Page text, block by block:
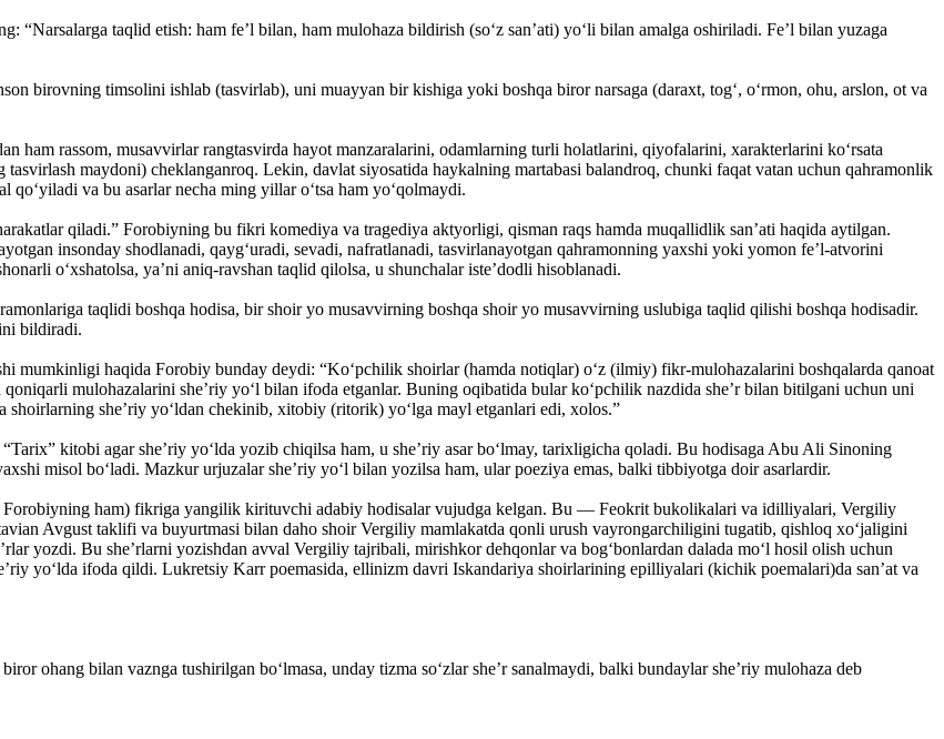
taqlid etish: ham fe’l bilan, ham mulohaza bildirish (so‘z san’ati) yo‘li bilan amalga oshiriladi. Fe’l bilan yuzaga
birovning timsolini ishlab (tasvirlab), uni muayyan bir kishiga yoki boshqa biror narsaga (daraxt, tog‘, o‘rmon, ohu, arslon, ot va
ham rassom, musavvirlar rangtasvirda hayot manzaralarini, odamlarning turli holatlarini, qiyofalarini, xarakterlarini ko‘rsata
maydoni) cheklanganroq. Lekin, davlat siyosatida haykalning martabasi balandroq, chunki faqat vatan uchun qahramonlik
va bu asarlar necha ming yillar o‘tsa ham yo‘qolmaydi.
qiladi.” Forobiyning bu fikri komediya va tragediya aktyorligi, qisman raqs hamda muqallidlik san’ati haqida aytilgan.
insonday shodlanadi, qayg‘uradi, sevadi, nafratlanadi, tasvirlanayotgan qahramonning yaxshi yoki yomon fe’l-atvorini
o‘xshatolsa, ya’ni aniq-ravshan taqlid qilolsa, u shunchalar iste’dodli hisoblanadi.
taqlidi boshqa hodisa, bir shoir yo musavvirning boshqa shoir yo musavvirning uslubiga taqlid qilishi boshqa hodisadir.
bildiradi.
mumkinligi haqida Forobiy bunday deydi: “Ko‘pchilik shoirlar (hamda notiqlar) o‘z (ilmiy) fikr-mulohazalarini boshqalarda qanoat
mulohazalarini she’riy yo‘l bilan ifoda etganlar. Buning oqibatida bular ko‘pchilik nazdida she’r bilan bitilgani uchun uni
she’riy yo‘ldan chekinib, xitobiy (ritorik) yo‘lga mayl etganlari edi, xolos.”
kitobi agar she’riy yo‘lda yozib chiqilsa ham, u she’riy asar bo‘lmay, tarixligicha qoladi. Bu hodisaga Abu Ali Sinoning
misol bo‘ladi. Mazkur urjuzalar she’riy yo‘l bilan yozilsa ham, ular poeziya emas, balki tibbiyotga doir asarlardir.
ham) fikriga yangilik kirituvchi adabiy hodisalar vujudga kelgan. Bu — Feokrit bukolikalari va idilliyalari, Vergiliy
Avgust taklifi va buyurtmasi bilan daho shoir Vergiliy mamlakatda qonli urush vayrongarchiligini tugatib, qishloq xo‘jaligini
yozdi. Bu she’rlarni yozishdan avval Vergiliy tajribali, mirishkor dehqonlar va bog‘bonlardan dalada mo‘l hosil olish uchun
yo‘lda ifoda qildi. Lukretsiy Karr poemasida, ellinizm davri Iskandariya shoirlarining epilliyalari (kichik poemalari)da san’at va
ohang bilan vaznga tushirilgan bo‘lmasa, unday tizma so‘zlar she’r sanalmaydi, balki bundaylar she’riy mulohaza deb